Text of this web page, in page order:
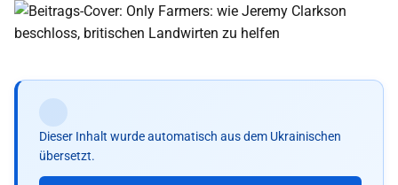
Dieser Inhalt wurde automatisch aus dem Ukrainischen
übersetzt.